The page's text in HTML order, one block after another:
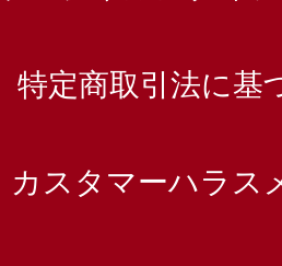
特定商取引法に基
カスタマーハラス